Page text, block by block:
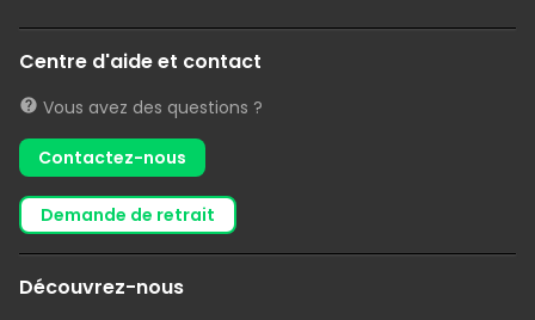
Centre d'aide et contact
Vous avez des questions ?
Contactez-nous
demande de retrait
Découvrez-nous